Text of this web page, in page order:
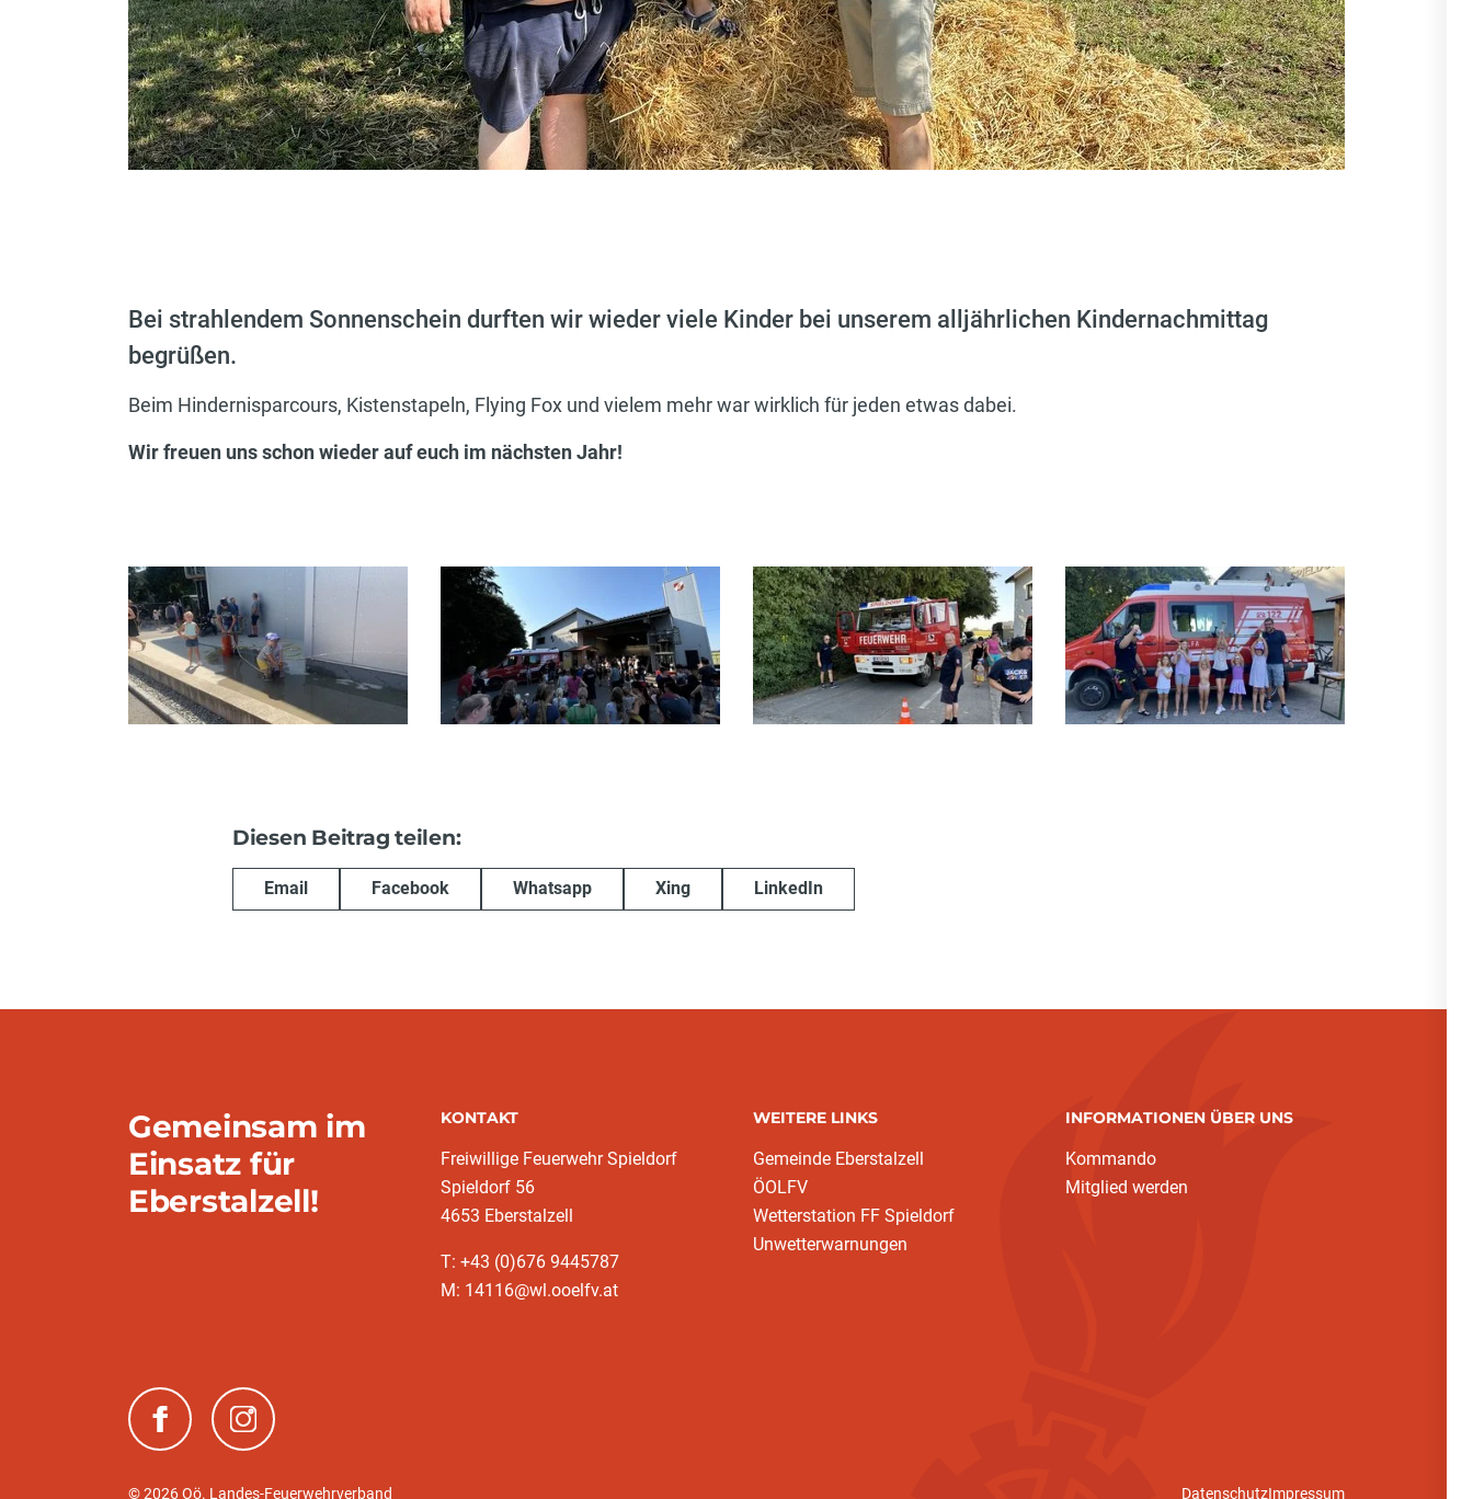
Bei strahlendem Sonnenschein durften wir wieder viele Kinder bei unserem alljährlichen Kindernachmittag
begrüßen.
Beim Hindernisparcours, Kistenstapeln, Flying Fox und vielem mehr war wirklich für jeden etwas dabei.
Wir freuen uns schon wieder auf euch im nächsten Jahr!
Diesen Beitrag teilen:
Email Facebook Whatsapp Xing LinkedIn
Gemeinsam im
Einsatz für
Eberstalzell!
KONTAKT
Freiwillige Feuerwehr Spieldorf
Spieldorf 56
4653 Eberstalzell
T: +43 (0)676 9445787
M: 14116@wl.ooelfv.at
WEITERE LINKS
Gemeinde Eberstalzell
ÖOLFV
Wetterstation FF Spieldorf
Unwetterwarnungen
INFORMATIONEN ÜBER UNS
Kommando
Mitglied werden
(neues Fenster)(neues Fenster)
© 2026 Oö. Landes-Feuerwehrverband DatenschutzImpressum